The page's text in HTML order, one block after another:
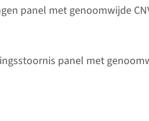
panel met genoomwijde
panel met
5
4 weken